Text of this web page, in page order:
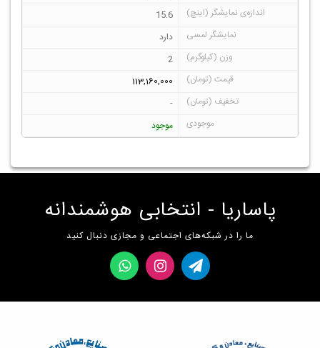
15.6
دارد
2
113,160,000
-
موجود
پاساریا - انتخابی هوشمندانه
ما را در شبکه‌های اجتماعی و مجازی دنبال کنید